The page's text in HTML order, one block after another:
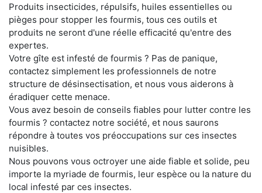
Produits insecticides, répulsifs, huiles essentielles ou
pièges pour stopper les fourmis, tous ces outils et
produits ne seront d'une réelle efficacité qu'entre des
expertes.
Votre gîte est infesté de fourmis ? Pas de panique,
contactez simplement les professionnels de notre
structure de désinsectisation, et nous vous aiderons à
éradiquer cette menace.
Vous avez besoin de conseils fiables pour lutter contre les
fourmis ? contactez notre société, et nous saurons
répondre à toutes vos préoccupations sur ces insectes
nuisibles.
Nous pouvons vous octroyer une aide fiable et solide, peu
importe la myriade de fourmis, leur espèce ou la nature du
local infesté par ces insectes.